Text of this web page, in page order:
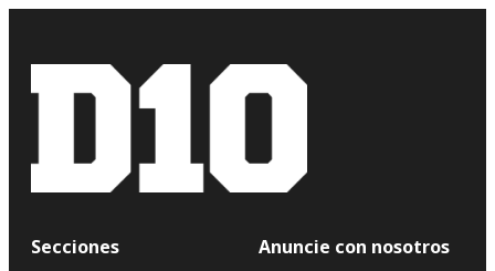
Secciones
Anuncie con nosotros